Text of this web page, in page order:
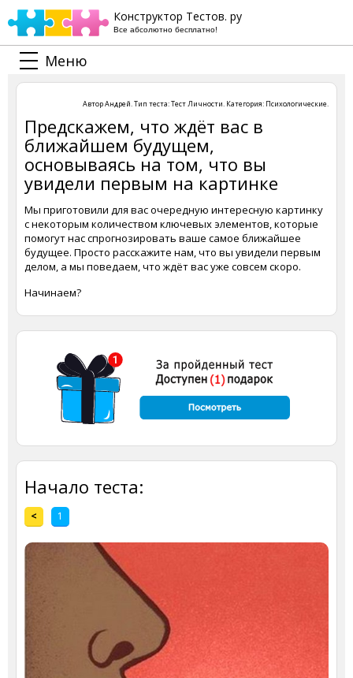
Конструктор Тестов. ру
Все абсолютно бесплатно!
Меню
АвторАндрей. Тип теста:Тест Личности. Категория: Психологические.
Предскажем, что ждёт вас в
ближайшем будущем,
основываясь на том, что вы
увидели первым на картинке
Мы приготовили для вас очередную интересную картинку
с некоторым количеством ключевых элементов, которые
помогут нас спрогнозировать ваше самое ближайшее
будущее. Просто расскажите нам, что вы увидели первым
делом, а мы поведаем, что ждёт вас уже совсем скоро.
Начинаем?
Начало теста:
< 1